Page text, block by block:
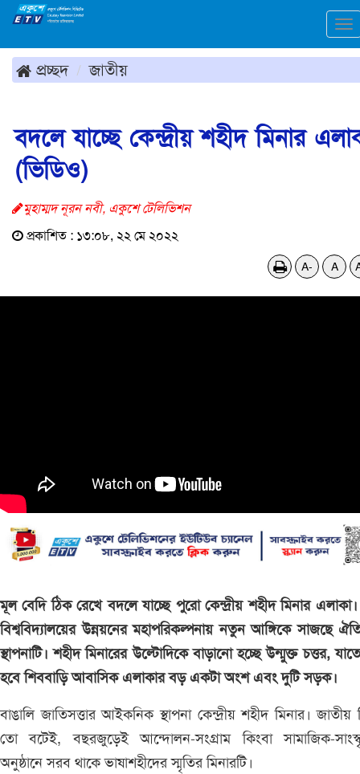
প্রচ্ছদ জাতীয়
বদলে যাচ্ছে কেন্দ্রীয় শহীদ মিনার
(ভিডিও)
মুহাম্মদ নূরন নবী, একুশে টেলিভিশন
প্রকাশিত : ১৩:০৮, ২২ মে ২০২২
A- A
মূল বেদি ঠিক রেখে বদলে যাচ্ছে পুরো কেন্দ্রীয় শহীদ মিনার এলাকা।
বিশ্ববিদ্যালয়ের উন্নয়নের মহাপরিকল্পনায় নতুন আঙ্গিকে সাজছে
স্থাপনাটি। শহীদ মিনারের উল্টোদিকে বাড়ানো হচ্ছে উন্মুক্ত চত্তর,
হবে শিববাড়ি আবাসিক এলাকার বড় একটা অংশ এবং দুটি সড়ক।
বাঙালি জাতিসত্তার আইকনিক স্থাপনা কেন্দ্রীয় শহীদ মিনার। জাতীয়
তো বটেই, বছরজুড়েই আন্দোলন-সংগ্রাম কিংবা সামাজিক-
অনুষ্ঠানে সরব থাকে ভাষাশহীদের স্মৃতির মিনারটি।